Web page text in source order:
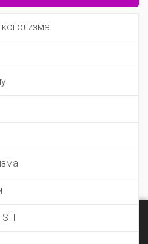
файлы для хранения данных.
Вы даете согласие на